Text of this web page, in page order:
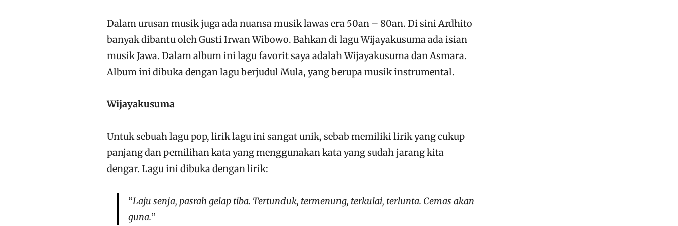
Dalam urusan musik juga ada nuansa musik lawas era 50an – 80an. Di sini Ardhito
banyak dibantu oleh Gusti Irwan Wibowo. Bahkan di lagu Wijayakusuma ada isian
musik Jawa. Dalam album ini lagu favorit saya adalah Wijayakusuma dan Asmara.
Album ini dibuka dengan lagu berjudul Mula, yang berupa musik instrumental.
Wijayakusuma
Untuk sebuah lagu pop, lirik lagu ini sangat unik, sebab memiliki lirik yang cukup
panjang dan pemilihan kata yang menggunakan kata yang sudah jarang kita
dengar. Lagu ini dibuka dengan lirik:
“Laju senja, pasrah gelap tiba. Tertunduk, termenung, terkulai, terlunta. Cemas akan
guna.”